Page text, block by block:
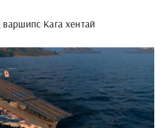
Кага хентай